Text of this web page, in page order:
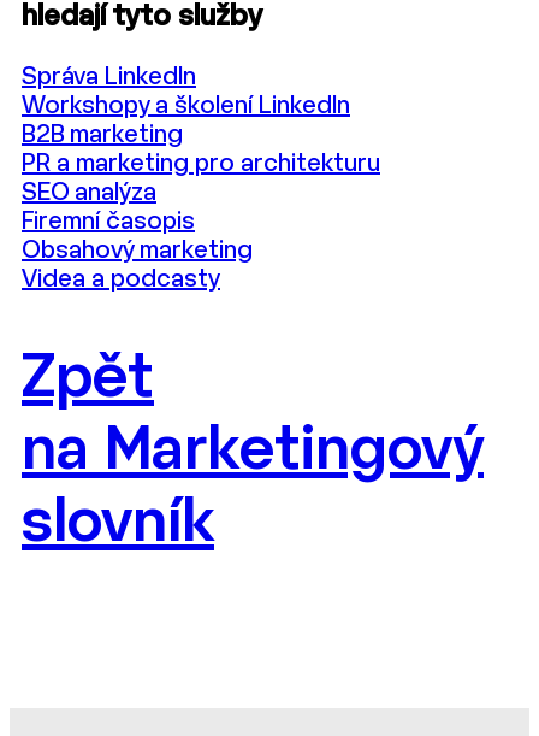
hledají tyto služby
Správa LinkedIn
Workshopy a školení LinkedIn
B2B marketing
PR a marketing pro architekturu
SEO analýza
Firemní časopis
Obsahový marketing
Videa a podcasty
Zpět
na Marketingový
slovník